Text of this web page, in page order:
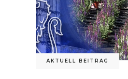
AKTUELL BEITRAG